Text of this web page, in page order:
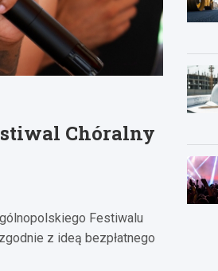
Chóralny
Festiwalu
z ideą bezpłatnego